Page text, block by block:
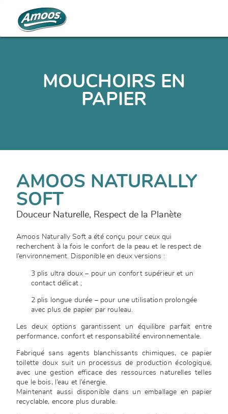
MOUCHOIRS EN
PAPIER
AMOOS NATURALLY
SOFT
Douceur Naturelle, Respect de la Planète
Amoos Naturally Soft a été conçu pour ceux qui
recherchent à la fois le confort de la peau et le respect de
l’environnement. Disponible en deux versions :
3 plis ultra doux – pour un confort supérieur et un
contact délicat ;
2 plis longue durée – pour une utilisation prolongée
avec plus de papier par rouleau.
Les deux options garantissent un équilibre parfait entre
performance, confort et responsabilité environnementale.
Fabriqué sans agents blanchissants chimiques, ce papier
toilette doux suit un processus de production écologique,
avec une gestion efficace des ressources naturelles telles
que le bois, l’eau et l’énergie.
Maintenant aussi disponible dans un emballage en papier
recyclable, encore plus durable.